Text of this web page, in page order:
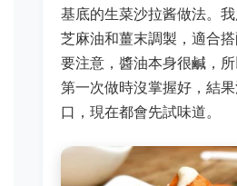
基底的生菜沙拉酱做法。我
芝麻油和薑末調製，適合
要注意，醬油本身很鹹，
第一次做時沒掌握好，結
口，現在都會先試味道。